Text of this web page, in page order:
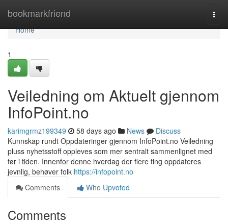
bookmarkfriend
Home
Home
1
Veiledning om Aktuelt gjennom
InfoPoint.no
karimgrmz199349 58 days ago News
Discuss
Kunnskap rundt Oppdateringer gjennom InfoPoint.no Veiledning
pluss nyhetsstoff oppleves som mer sentralt sammenlignet med
før i tiden. Innenfor denne hverdag der flere ting oppdateres
jevnlig, behøver folk https://infopoint.no
Comments
Who Upvoted
Comments